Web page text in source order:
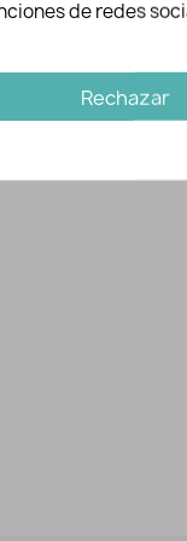
de redes
Rechazar